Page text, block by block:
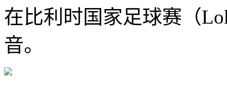
在比利时国家足球赛（
音。